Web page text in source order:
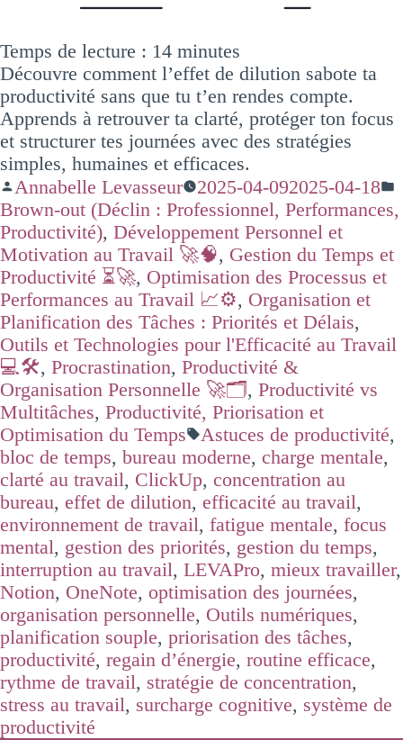
Temps de lecture : 14 minutes
Découvre comment l’effet de dilution sabote ta
productivité sans que tu t’en rendes compte.
Apprends à retrouver ta clarté, protéger ton focus
et structurer tes journées avec des stratégies
simples, humaines et efficaces.
Annabelle Levasseur
2025-04-092025-04-18
Brown-out (Déclin : Professionnel, Performances,
Productivité), Développement Personnel et
Motivation au Travail 🚀🧠, Gestion du Temps et
Productivité ⏳🚀, Optimisation des Processus et
Performances au Travail 📈⚙️, Organisation et
Planification des Tâches : Priorités et Délais,
Outils et Technologies pour l'Efficacité au Travail
💻🛠️, Procrastination, Productivité &
Organisation Personnelle 🚀🗂️, Productivité vs
Multitâches, Productivité, Priorisation et
Optimisation du Temps
Astuces de productivité,
bloc de temps, bureau moderne, charge mentale,
clarté au travail, ClickUp, concentration au
bureau, effet de dilution, efficacité au travail,
environnement de travail, fatigue mentale, focus
mental, gestion des priorités, gestion du temps,
interruption au travail, LEVAPro, mieux travailler,
Notion, OneNote, optimisation des journées,
organisation personnelle, Outils numériques,
planification souple, priorisation des tâches,
productivité, regain d’énergie, routine efficace,
rythme de travail, stratégie de concentration,
stress au travail, surcharge cognitive, système de
productivité